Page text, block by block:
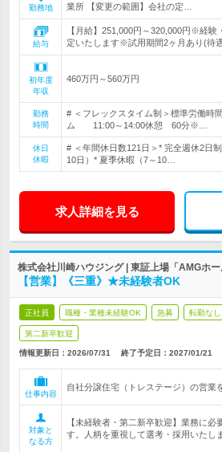
勤務地
業所 【変更の範囲】会社の定…
給与
【月給】251,000円～320,000円※経験
定いたします※試用期間2ヶ月あり(待
初年度
年収
460万円～560万円
勤務
時間
# ＜フレックスタイム制＞標準労働時
ム 11:00～14:00休憩 60分※…
休日
休暇
# ＜年間休日数121日＞* 完全週休2日
10日）* 夏季休暇（7～10…
求人詳細を見る
株式会社川崎ハウジング | 東証上場「AMGホ
【営業】《三重》★未経験者OK
正社員 職種・業種未経験OK 急募 転勤なし
第二新卒歓迎
情報更新日：2026/07/31 終了予定日： 2027/01/21
仕事内容
自社分譲住宅（トレステージ）の営業
対象と
なる方
【未経験者・第二新卒歓迎】業務に必
す。人柄を重視して選考・採用いたし